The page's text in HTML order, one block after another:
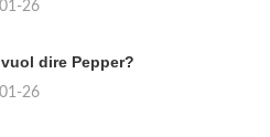
26
dire Pepper?
26